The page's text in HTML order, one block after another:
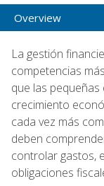
Overview
La gestión
competencias
que las
crecimiento
cada vez más
deben
controlar gastos,
obligaciones